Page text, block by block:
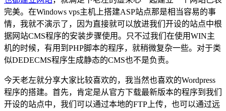
完美。在Windows vps主机上搭建ASP站点那是相当容易的事
情，我就不演示了，因为直接就可以放进我们开设的站点中根
据网站CMS程序的安装步骤使用。只不过我们在使用WIN主
机的时候，有用到PHP脚本的程序，就稍微复杂一些。对于类
似DEDECMS程序生成静态的CMS也不是负责。
今天老左就分享大家比较喜欢的，我当然也喜欢的Wordpress
程序的搭建。首先，肯定是从官方下载最新版本的程序到我们
开设的站点中，我们可以通过本地的FTP上传，也可以通过远